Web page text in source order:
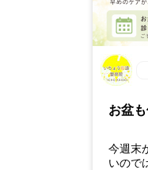
お盆
今週末
いので